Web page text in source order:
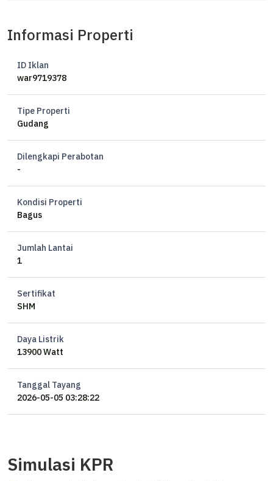
Informasi Properti
ID Iklan
war9719378
Tipe Properti
Gudang
Dilengkapi Perabotan
-
Kondisi Properti
Bagus
Jumlah Lantai
1
Sertifikat
SHM
Daya Listrik
13900 Watt
Tanggal Tayang
2026-05-05 03:28:22
Simulasi KPR